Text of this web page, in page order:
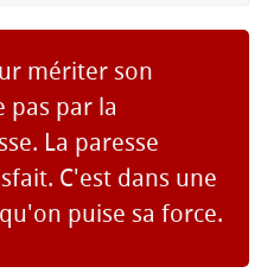
mériter son
pas par la
La paresse
C'est dans une
puise sa force.